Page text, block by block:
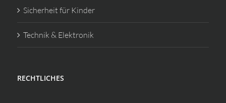
Sicherheit für Kinder
Technik & Elektronik
RECHTLICHES